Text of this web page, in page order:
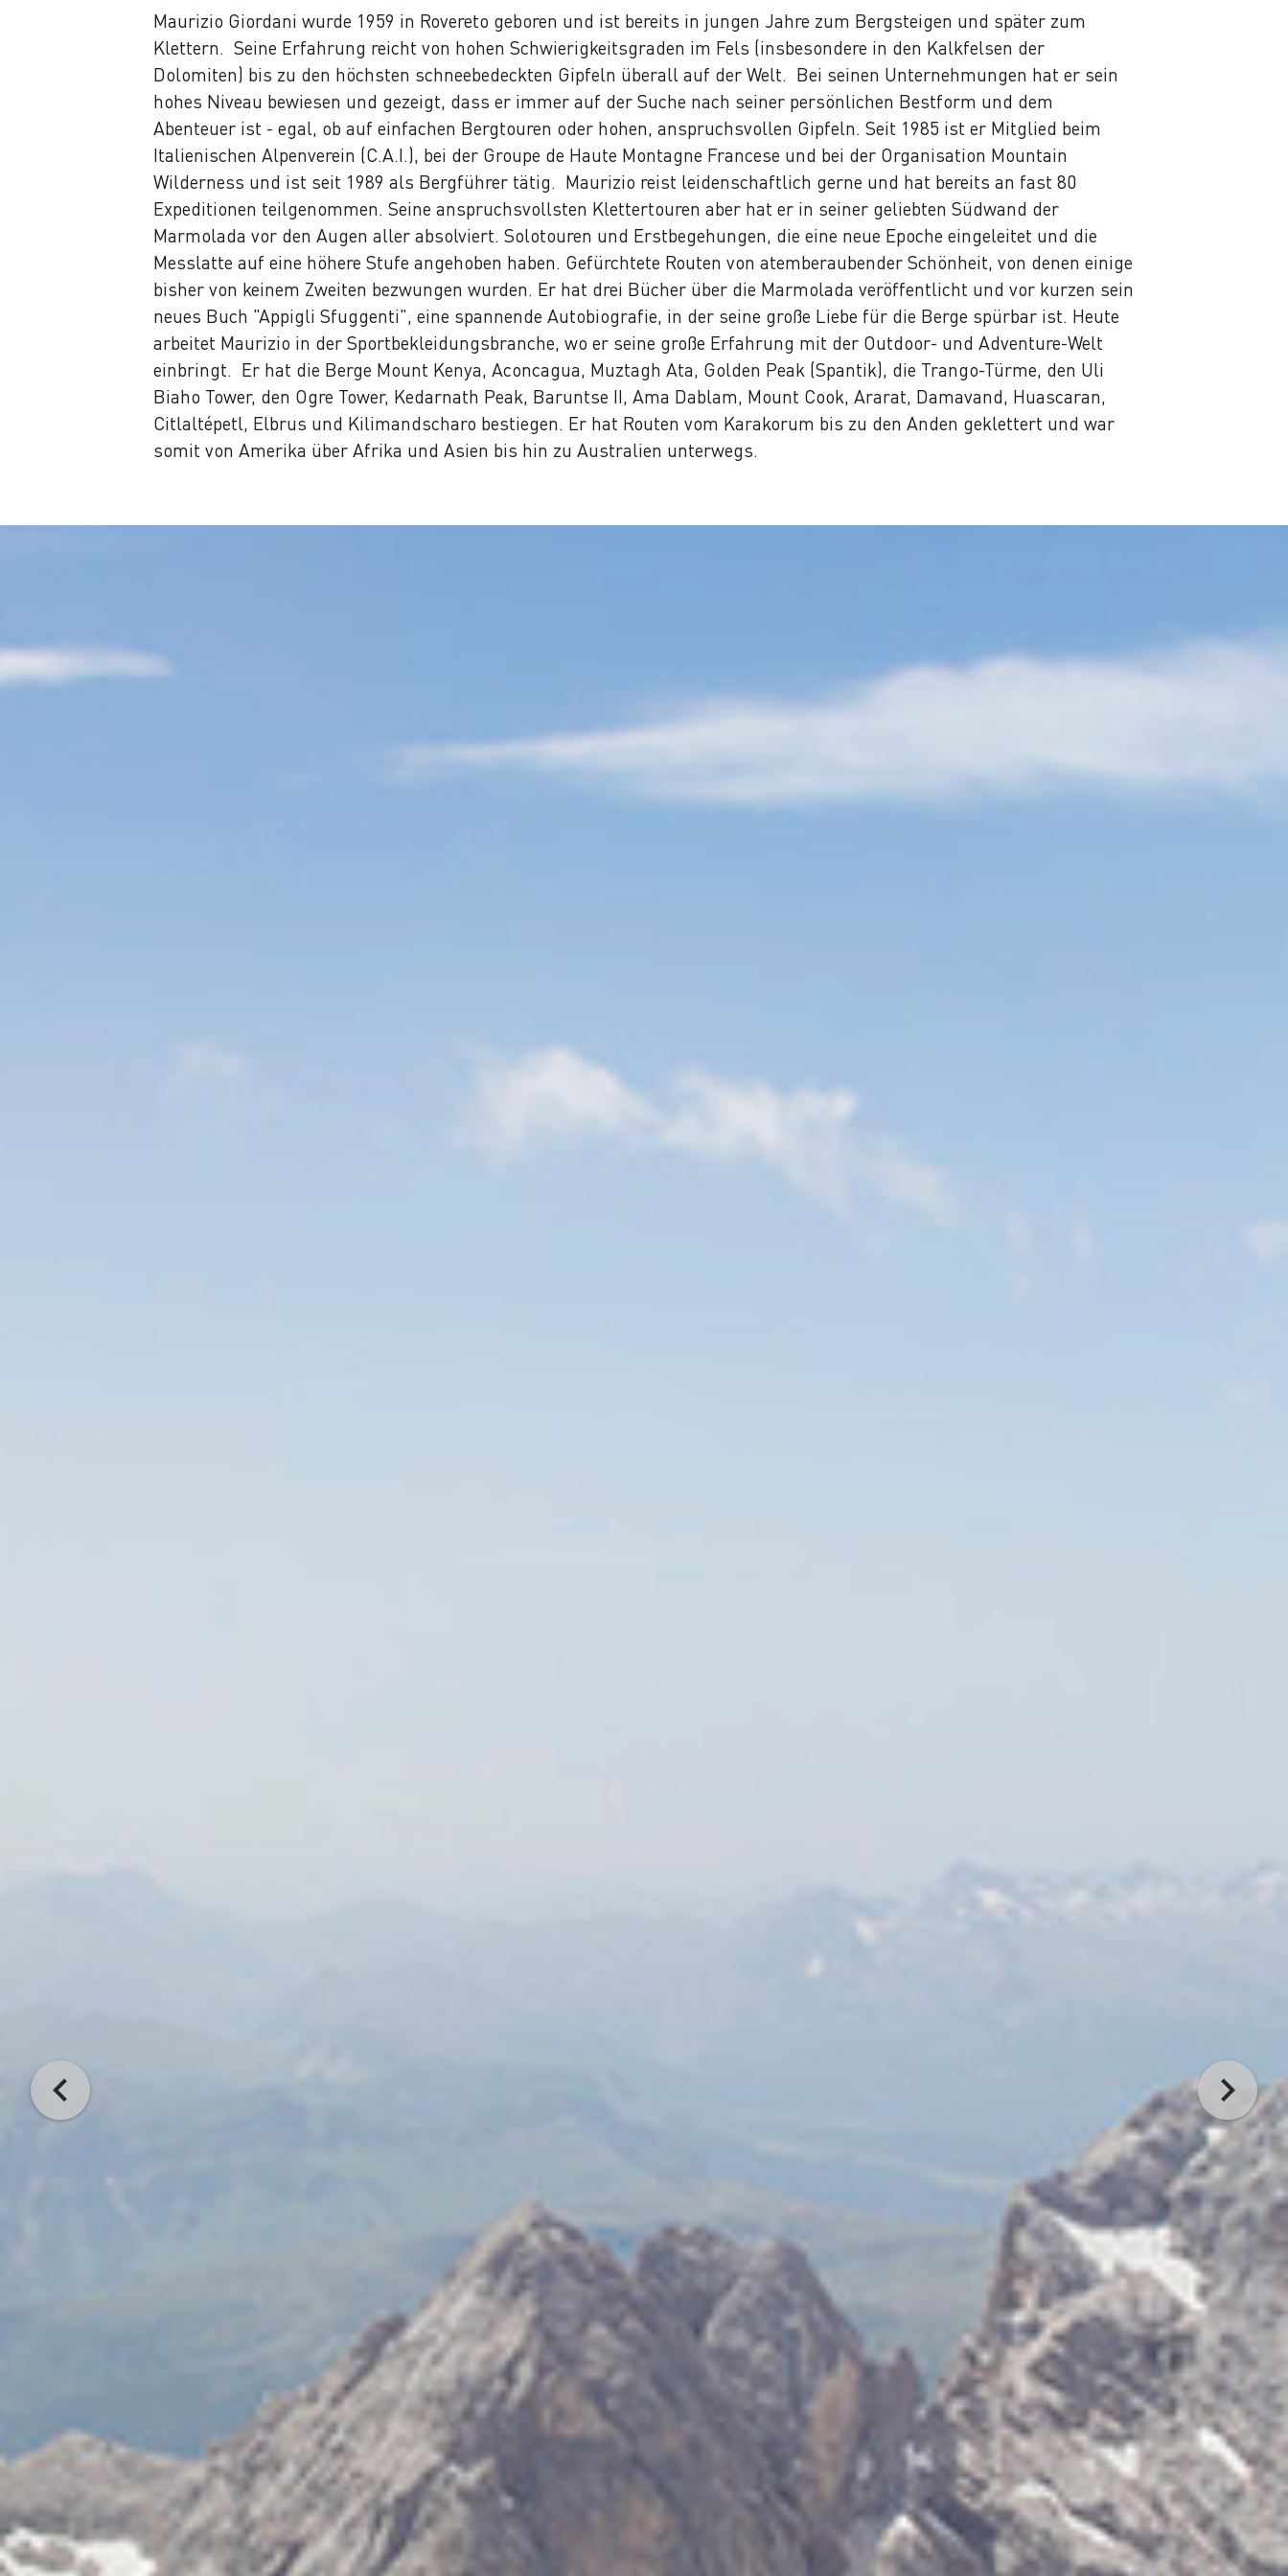
Maurizio Giordani wurde 1959 in Rovereto geboren und ist bereits in jungen Jahre zum Bergsteigen und später zum
Klettern. Seine Erfahrung reicht von hohen Schwierigkeitsgraden im Fels (insbesondere in den Kalkfelsen der
Dolomiten) bis zu den höchsten schneebedeckten Gipfeln überall auf der Welt. Bei seinen Unternehmungen hat er sein
hohes Niveau bewiesen und gezeigt, dass er immer auf der Suche nach seiner persönlichen Bestform und dem
Abenteuer ist - egal, ob auf einfachen Bergtouren oder hohen, anspruchsvollen Gipfeln. Seit 1985 ist er Mitglied beim
Italienischen Alpenverein (C.A.I.), bei der Groupe de Haute Montagne Francese und bei der Organisation Mountain
Wilderness und ist seit 1989 als Bergführer tätig. Maurizio reist leidenschaftlich gerne und hat bereits an fast 80
Expeditionen teilgenommen. Seine anspruchsvollsten Klettertouren aber hat er in seiner geliebten Südwand der
Marmolada vor den Augen aller absolviert. Solotouren und Erstbegehungen, die eine neue Epoche eingeleitet und die
Messlatte auf eine höhere Stufe angehoben haben. Gefürchtete Routen von atemberaubender Schönheit, von denen einige
bisher von keinem Zweiten bezwungen wurden. Er hat drei Bücher über die Marmolada veröffentlicht und vor kurzen sein
neues Buch "Appigli Sfuggenti", eine spannende Autobiografie, in der seine große Liebe für die Berge spürbar ist. Heute
arbeitet Maurizio in der Sportbekleidungsbranche, wo er seine große Erfahrung mit der Outdoor- und Adventure-Welt
einbringt. Er hat die Berge Mount Kenya, Aconcagua, Muztagh Ata, Golden Peak (Spantik), die Trango-Türme, den Uli
Biaho Tower, den Ogre Tower, Kedarnath Peak, Baruntse II, Ama Dablam, Mount Cook, Ararat, Damavand, Huascaran,
Citlaltépetl, Elbrus und Kilimandscharo bestiegen. Er hat Routen vom Karakorum bis zu den Anden geklettert und war
somit von Amerika über Afrika und Asien bis hin zu Australien unterwegs.